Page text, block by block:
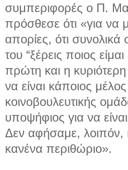
συμπεριφορές ο Π.
πρόσθεσε ότι «για να
απορίες, ότι
του “ξέρεις ποιος
πρώτη και η κυριότερη
να είναι κάποιος
κοινοβουλευτικής
υποψήφιος για να
Δεν αφήσαμε, λοιπόν,
κανένα περιθώριο».